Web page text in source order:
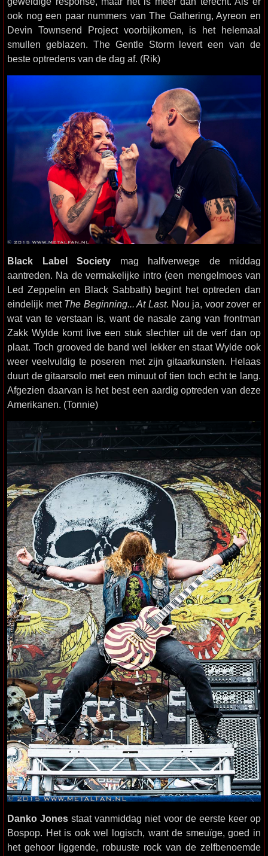
ook nog een paar nummers van The Gathering, Ayreon en
Devin Townsend Project voorbijkomen, is het helemaal
smullen geblazen. The Gentle Storm levert een van de
beste optredens van de dag af. (Rik)
Black Label Society mag halfverwege de middag
aantreden. Na de vermakelijke intro (een mengelmoes van
Led Zeppelin en Black Sabbath) begint het optreden dan
eindelijk met The Beginning... At Last. Nou ja, voor zover er
wat van te verstaan is, want de nasale zang van frontman
Zakk Wylde komt live een stuk slechter uit de verf dan op
plaat. Toch grooved de band wel lekker en staat Wylde ook
weer veelvuldig te poseren met zijn gitaarkunsten. Helaas
duurt de gitaarsolo met een minuut of tien toch echt te lang.
Afgezien daarvan is het best een aardig optreden van deze
Amerikanen. (Tonnie)
Danko Jones staat vanmiddag niet voor de eerste keer op
Bospop. Het is ook wel logisch, want de smeuïge, goed in
het gehoor liggende, robuuste rock van de zelfbenoemde